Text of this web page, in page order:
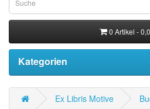
0 Artikel -
Kategorien
Ex Libris Motive